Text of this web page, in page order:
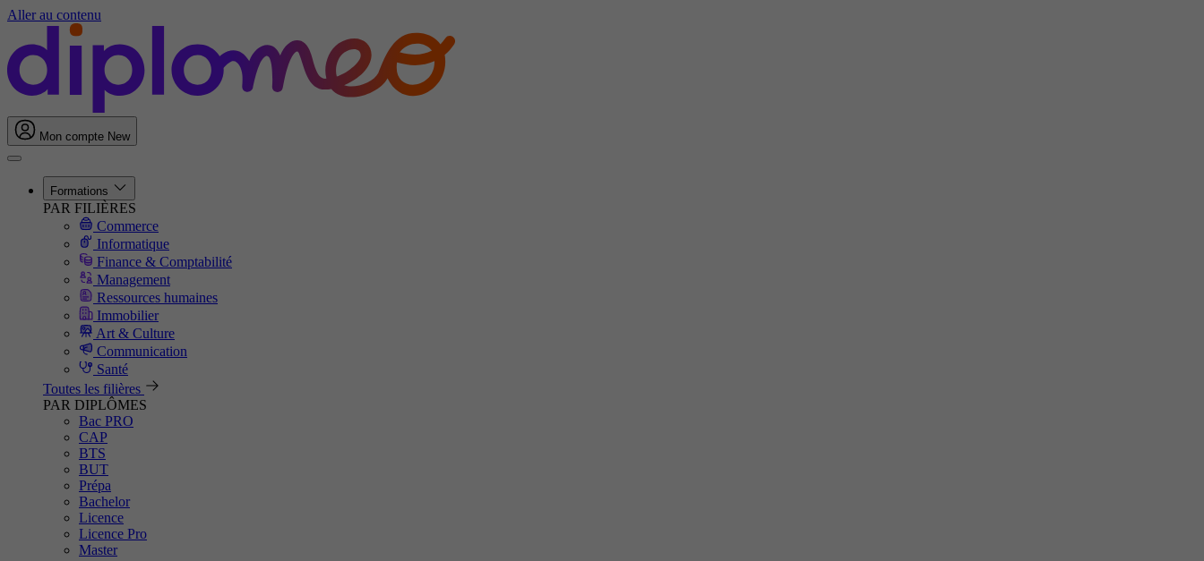
Aller au contenu
Mon compte New
Formations
PAR FILIÈRES
Commerce
Informatique
Finance & Comptabilité
Management
Ressources humaines
Immobilier
Art & Culture
Communication
Santé
Toutes les filières
PAR DIPLÔMES
Bac PRO
CAP
BTS
BUT
Prépa
Bachelor
Licence
Licence Pro
Master